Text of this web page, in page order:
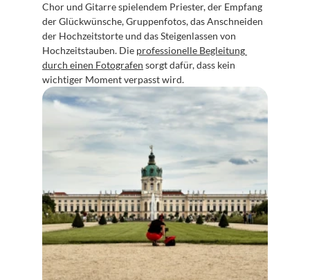
Chor und Gitarre spielendem Priester, der Empfang
der Glückwünsche, Gruppenfotos, das Anschneiden
der Hochzeitstorte und das Steigenlassen von
Hochzeitstauben. Die professionelle Begleitung
durch einen Fotografen sorgt dafür, dass kein
wichtiger Moment verpasst wird.